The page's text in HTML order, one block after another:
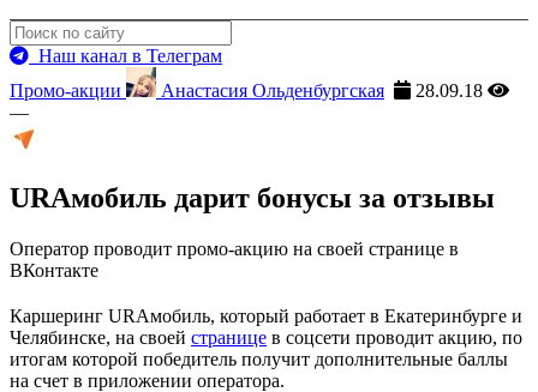
Наш канал в Телеграм
Промо-акции
Анастасия Ольденбургская
28.09.18
—
URAмобиль дарит бонусы за отзывы
Оператор проводит промо-акцию на своей странице в
ВКонтакте
Каршеринг URAмобиль, который работает в Екатеринбурге и
Челябинске, на своей странице в соцсети проводит акцию, по
итогам которой победитель получит дополнительные баллы
на счет в приложении оператора.